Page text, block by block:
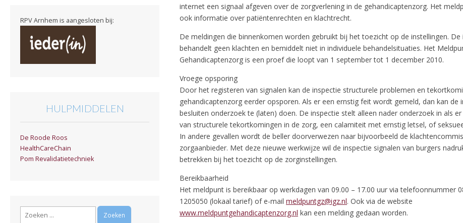
internet een signaal afgeven over de zorgverlening in de gehandicaptenzorg. Het
ook informatie over patiëntenrechten en klachtrecht.
De meldingen die binnenkomen worden gebruikt bij het toezicht op de instellingen. De
behandelt geen klachten en bemiddelt niet in individuele behandelsituaties. Het
Gehandicaptenzorg is een proef die loopt van 1 september tot 1 december 2010.
Vroege opsporing
Door het registeren van signalen kan de inspectie structurele problemen en
gehandicaptenzorg eerder opsporen. Als er een ernstig feit wordt gemeld, dan kan de
besluiten onderzoek te (laten) doen. De inspectie stelt alleen nader onderzoek in als er
van structurele tekortkomingen in de zorg, een calamiteit met ernstig letsel, of
In andere gevallen wordt de beller doorverwezen naar bijvoorbeeld de
zorgaanbieder. Met deze nieuwe werkwijze wil de inspectie signalen van burgers
betrekken bij het toezicht op de zorginstellingen.
Bereikbaarheid
Het meldpunt is bereikbaar op werkdagen van 09.00 – 17.00 uur via telefoonnummer
1205050 (lokaal tarief) of e-mail meldpuntgz@igz.nl. Ook via de website
www.meldpuntgehandicaptenzorg.nl kan een melding gedaan worden.
RPV Arnhem is aangesloten bij:
HULPMIDDELEN
De Roode Roos
HealthCareChain
Pom Revalidatietechniek
Zoeken